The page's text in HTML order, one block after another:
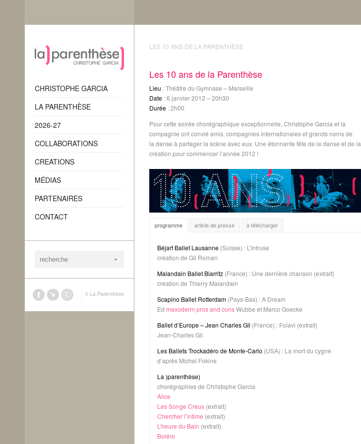
LES 10 ANS DE LA PARENTHÈSE
Les 10 ans de la Parenthèse
Lieu : Théâtre du Gymnase – Marseille
Date : 6 janvier 2012 – 20h30
Durée : 2h00
Pour cette soirée chorégraphique exceptionnelle, Christophe Garcia et la
compagnie ont convié amis, compagnies internationales et grands noms de
la danse à partager la scène avec eux. Une étonnante fête de la danse et de la
création pour commencer l’année 2012 !
programme article de presse à télécharger
Béjart Ballet Lausanne (Suisse) : L’Intruse
création de Gil Roman
Malandain Ballet Biarritz (France) : Une dernière chanson (extrait)
création de Thierry Malandain
Scapino Ballet Rotterdam (Pays-Bas) : A Dream
Ed maxoderm pros and consWubbe et Marco Goecke
Ballet d’Europe – Jean Charles Gil (France) : Folavi (extrait)
Jean-Charles Gil
Les Ballets Trockadéro de Monte-Carlo (USA) : La mort du cygne
d’après Michel Fokine
La )parenthèse)
chorégraphies de Christophe Garcia
Alice
Les Songe Creux (extrait)
Chercher l’intime (extrait)
L’heure du Bain (extrait)
Boléro
CHRISTOPHE GARCIA
LA PARENTHÈSE
2026-27
COLLABORATIONS
CREATIONS
MÉDIAS
PARTENAIRES
CONTACT
© La Parenthèse